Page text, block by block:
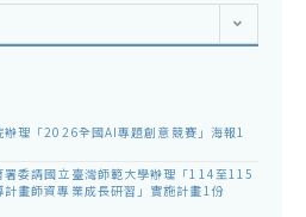
辦理「2026全國AI專題創意競賽」海報1
署委請國立臺灣師範大學辦理「114至115
畫師資專業成長研習」實施計畫1份